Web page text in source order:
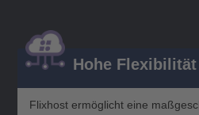
Hohe Flexibilität
Flixhost ermöglicht eine